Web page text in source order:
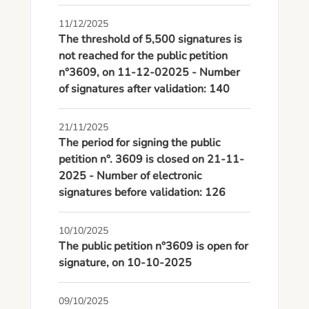
11/12/2025
The threshold of 5,500 signatures is
not reached for the public petition
n°3609, on 11-12-02025 - Number
of signatures after validation: 140
21/11/2025
The period for signing the public
petition n°. 3609 is closed on 21-11-
2025 - Number of electronic
signatures before validation: 126
10/10/2025
The public petition n°3609 is open for
signature, on 10-10-2025
09/10/2025